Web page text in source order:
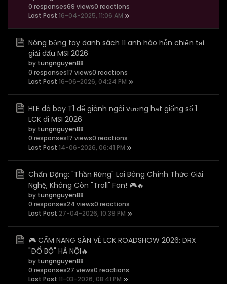
0 responses69 views0 reactions
Last Post 16-04-2025, 11:06 AM
Nóng bỏng tay danh sách 11 anh hào hỗn chiến tại
giải đấu MSI 2026
by tungnguyen88
0 responses17 views0 reactions
Last Post 16-06-2026, 04:24 PM
HLE đá bay T1 để giành ngôi vương hạt giống số 1
LCK đi MSI 2026
by tungnguyen88
0 responses17 views0 reactions
Last Post 14-06-2026, 06:41 PM
Chấn Động: "Thần Rừng" Lai Bâng Chính Thức Giải
Nghệ, Không Còn "Troll" Fan! 🎮🔥
by tungnguyen88
0 responses24 views0 reactions
Last Post 27-04-2026, 10:39 PM
🎮 CẨM NANG SĂN VÉ LCK ROADSHOW 2026: DRX
"ĐỔ BỘ" HÀ NỘI🔥
by tungnguyen88
0 responses27 views0 reactions
Last Post 11-03-2026, 08:41 PM